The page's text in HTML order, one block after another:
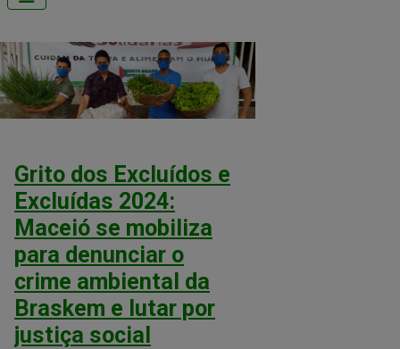
Grito dos Excluídos e
Excluídas 2024:
Maceió se mobiliza
para denunciar o
crime ambiental da
Braskem e lutar por
justiça social